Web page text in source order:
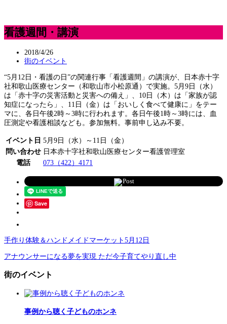
看護週間・講演
2018/4/26
街のイベント
“5月12日・看護の日”の関連行事「看護週間」の講演が、日本赤十字
社和歌山医療センター（和歌山市小松原通）で実施。5月9日（水）
は「赤十字の災害活動と災害への備え」、10日（木）は「家族が認
知症になったら」、11日（金）は「おいしく食べて健康に」をテー
マに、各日午後2時～3時に行われます。各日午後1時～3時には、血
圧測定や看護相談なども。参加無料。事前申し込み不要。
イベント日 5月9日（水）～11日（金）
問い合わせ 日本赤十字社和歌山医療センター看護管理室
電話
073（422）4171
Post
Save
手作り体験＆ハンドメイドマーケット5月12日
アナウンサーになる夢を実現 ただ今子育てやり直し中
街のイベント
事例から聴く子どものホンネ